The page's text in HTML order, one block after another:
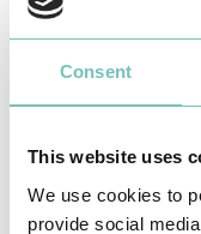
Consent
This website uses
We use cookies to
provide social
Dispareunia é a dor
relação sexual.